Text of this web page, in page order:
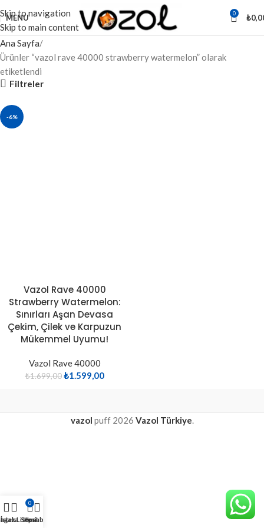
Skip to navigation
Skip to main content
MENU 0 ₺
Ana Sayfa
Ürünler “vazol rave 40000 strawberry watermelon” olarak
etiketlendi
Filtreler
-6%
Vazol Rave 40000
Strawberry Watermelon:
Sınırları Aşan Devasa
Çekim, Çilek ve Karpuzun
Mükemmel Uyumu!
Vazol Rave 40000
₺1.699,00 ₺1.599,00
vazol puff2026 Vazol Türkiye.
İstek Listesi
0
Sepet
Hesabım